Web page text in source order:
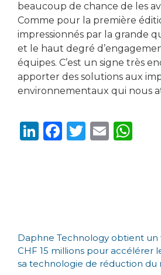
beaucoup de chance de les
Comme pour la première
impressionnés par la grande
et le haut degré
équipes. C’est un signe très
apporter des solutions aux
environnementaux qui nous
Li F
o
k
T
E
p
Daphne Technology obtient
CHF 15 millions pour accélérer
sa technologie de réduction du